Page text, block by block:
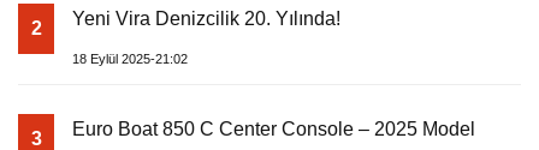
2 Yeni Vira Denizcilik 20. Yılında!
18 Eylül 2025-21:02
3 Euro Boat 850 C Center Console – 2025 Model